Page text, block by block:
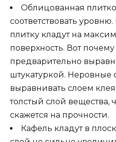
Облицованная
соответствовать
плитку кладут на
поверхность. Вот
предварительно
штукатуркой. Неровные
выравнивать слоем
толстый слой вещества,
скажется на прочности.
Кафель кладут в